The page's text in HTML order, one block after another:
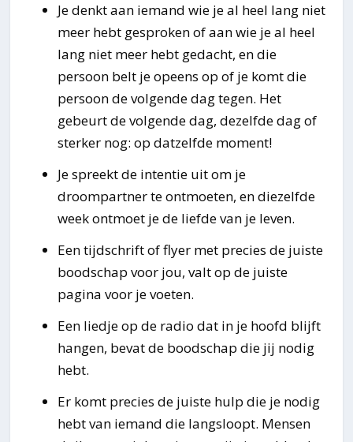
Je denkt aan iemand wie je al heel lang niet
meer hebt gesproken of aan wie je al heel
lang niet meer hebt gedacht, en die
persoon belt je opeens op of je komt die
persoon de volgende dag tegen. Het
gebeurt de volgende dag, dezelfde dag of
sterker nog: op datzelfde moment!
Je spreekt de intentie uit om je
droompartner te ontmoeten, en diezelfde
week ontmoet je de liefde van je leven.
Een tijdschrift of flyer met precies de juiste
boodschap voor jou, valt op de juiste
pagina voor je voeten.
Een liedje op de radio dat in je hoofd blijft
hangen, bevat de boodschap die jij nodig
hebt.
Er komt precies de juiste hulp die je nodig
hebt van iemand die langsloopt. Mensen